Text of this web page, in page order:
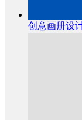
创意画册设